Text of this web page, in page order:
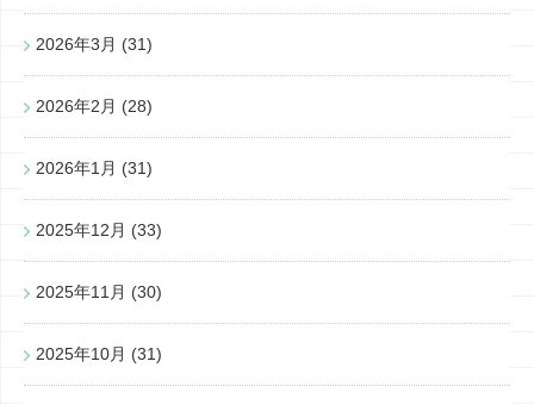
2026年3月 (31)
2026年2月 (28)
2026年1月 (31)
2025年12月 (33)
2025年11月 (30)
2025年10月 (31)